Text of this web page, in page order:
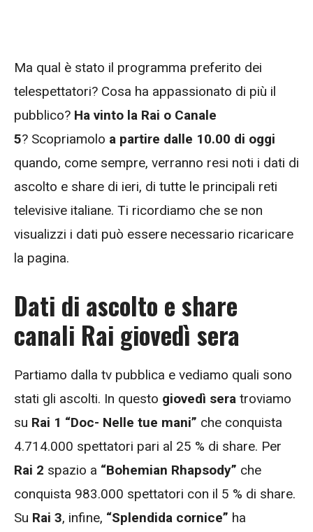
Ma qual è stato il programma preferito dei
telespettatori? Cosa ha appassionato di più il
pubblico? Ha vinto la Rai o Canale
5? Scopriamolo a partire dalle 10.00 di oggi
quando, come sempre, verranno resi noti i dati di
ascolto e share di ieri, di tutte le principali reti
televisive italiane. Ti ricordiamo che se non
visualizzi i dati può essere necessario ricaricare
la pagina.
Dati di ascolto e share
canali Rai giovedì sera
Partiamo dalla tv pubblica e vediamo quali sono
stati gli ascolti. In questo giovedì sera troviamo
su Rai 1 “Doc- Nelle tue mani” che conquista
4.714.000 spettatori pari al 25 % di share. Per
Rai 2 spazio a “Bohemian Rhapsody” che
conquista 983.000 spettatori con il 5 % di share.
Su Rai 3, infine, “Splendida cornice” ha